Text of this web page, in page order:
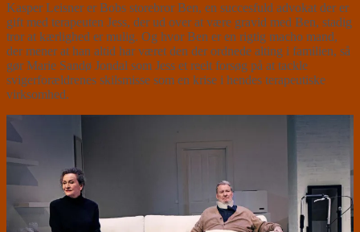
Kasper Leisner er Bobs storebror Ben, en succesfuld advokat der er
gift med terapeuten Jess, der ud over at være gravid med Ben, stadig
tror at kærlighed er mulig. Og hvor Ben er en rigtig macho mand,
der mener at han altid har været den der ordnede alting i familien, så
gør Marie Sandø Jondal som Jess et reelt forsøg på at tackle
svigerforældrenes skilsmisse som en krise i hendes terapeutiske
virksomhed.